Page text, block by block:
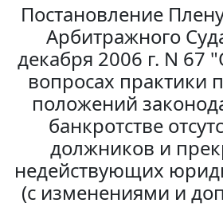
Постановление
Арбитражного
декабря 2006 г. N 67
вопросах практики
положений
банкротстве
должников и
недействующих
(с изменениями и